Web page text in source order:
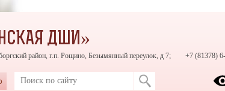
ДШИ»
район, г.п. Рощино, Безымянный переулок, д 7; +7 (81378)